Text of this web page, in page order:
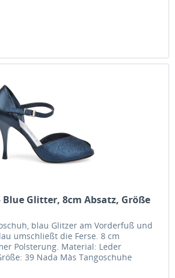
Blue Glitter, 8cm Absatz, Größe
blau Glitzer am Vorderfuß und
umschließt die Ferse. 8 cm
Polsterung. Material: Leder
39 Nada Màs Tangoschuhe